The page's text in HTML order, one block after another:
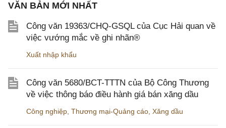
VĂN BẢN MỚI NHẤT
Công văn 19363/CHQ-GSQL của Cục Hải quan về
việc vướng mắc về ghi nhãn®
Xuất nhập khẩu
Công văn 5680/BCT-TTTN của Bộ Công Thương
về việc thông báo điều hành giá bán xăng dầu
Công nghiệp Thương mại-Quảng cáo Xăng dầu